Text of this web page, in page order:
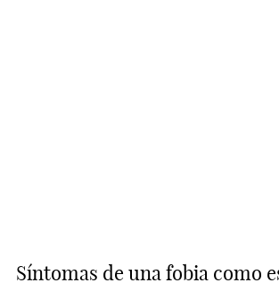
Síntomas de una fobia como